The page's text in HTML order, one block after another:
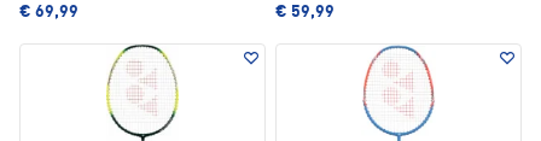
€ 69,99 € 59,99